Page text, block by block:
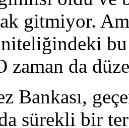
gitmiyor.
bu
zaman da
Bankası,
sürekli bir